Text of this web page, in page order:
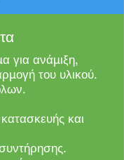
για ανάμιξη,
του υλικού.
και